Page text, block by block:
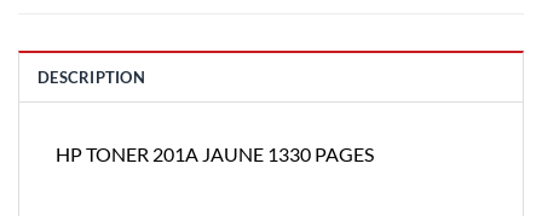
DESCRIPTION
HP TONER 201A JAUNE 1330 PAGES